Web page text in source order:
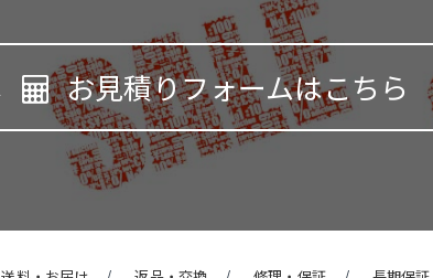
お見積りフォームはこちら